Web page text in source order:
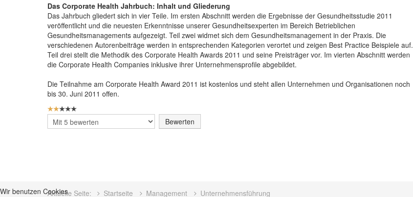
Das Corporate Health Jahrbuch: Inhalt und Gliederung
Das Jahrbuch gliedert sich in vier Teile. Im ersten Abschnitt werden die Ergebnisse der Gesundheitsstudie 2011
veröffentlicht und die neuesten Erkenntnisse unserer Gesundheitsexperten im Bereich Betrieblichen
Gesundheitsmanagements aufgezeigt. Teil zwei widmet sich dem Gesundheitsmanagement in der Praxis. Die
verschiedenen Autorenbeiträge werden in entsprechenden Kategorien verortet und zeigen Best Practice Beispiele auf.
Teil drei stellt die Methodik des Corporate Health Awards 2011 und seine Preisträger vor. Im vierten Abschnitt werden
die Corporate Health Companies inklusive ihrer Unternehmensprofile abgebildet.
Die Teilnahme am Corporate Health Award 2011 ist kostenlos und steht allen Unternehmen und Organisationen noch
bis 30. Juni 2011 offen.
BEWERTUNG:
Bitte
bewerten
Aktuelle Seite: Startseite Management Unternehmensführung
Wir benutzen Cookies